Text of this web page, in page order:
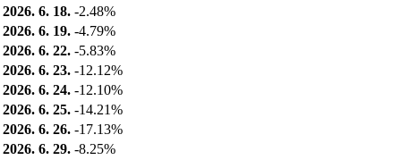
2026. 6. 18. -2.48%
2026. 6. 19. -4.79%
2026. 6. 22. -5.83%
2026. 6. 23. -12.12%
2026. 6. 24. -12.10%
2026. 6. 25. -14.21%
2026. 6. 26. -17.13%
2026. 6. 29. -8.25%